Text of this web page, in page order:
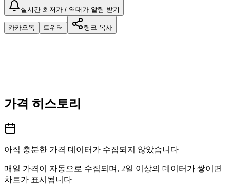
실시간 최저가 / 역대가 알림 받기
카카오톡 트위터 링크 복사
가격 히스토리
아직 충분한 가격 데이터가 수집되지 않았습니다
매일 가격이 자동으로 수집되며, 2일 이상의 데이터가 쌓이면
차트가 표시됩니다